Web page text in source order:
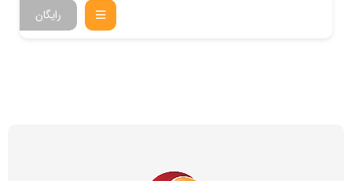
رایگان